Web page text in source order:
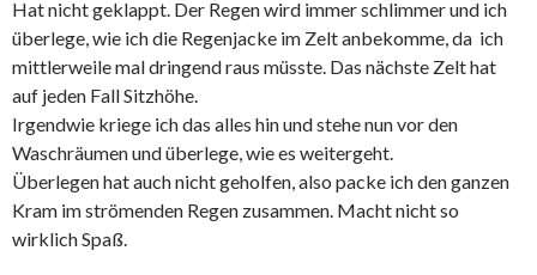
Hat nicht geklappt. Der Regen wird immer schlimmer und ich
überlege, wie ich die Regenjacke im Zelt anbekomme, da ich
mittlerweile mal dringend raus müsste. Das nächste Zelt hat
auf jeden Fall Sitzhöhe.
Irgendwie kriege ich das alles hin und stehe nun vor den
Waschräumen und überlege, wie es weitergeht.
Überlegen hat auch nicht geholfen, also packe ich den ganzen
Kram im strömenden Regen zusammen. Macht nicht so
wirklich Spaß.